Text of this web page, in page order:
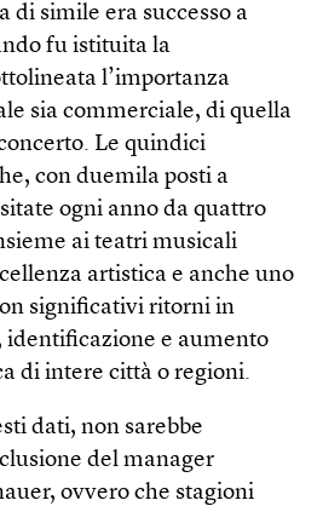
di simile era successo a
fu istituita la
l’importanza
sia commerciale, di quella
Le quindici
con duemila posti a
ogni anno da quattro
ai teatri musicali
artistica e anche uno
significativi ritorni in
e aumento
di intere città o regioni.
dati, non sarebbe
del manager
ovvero che stagioni